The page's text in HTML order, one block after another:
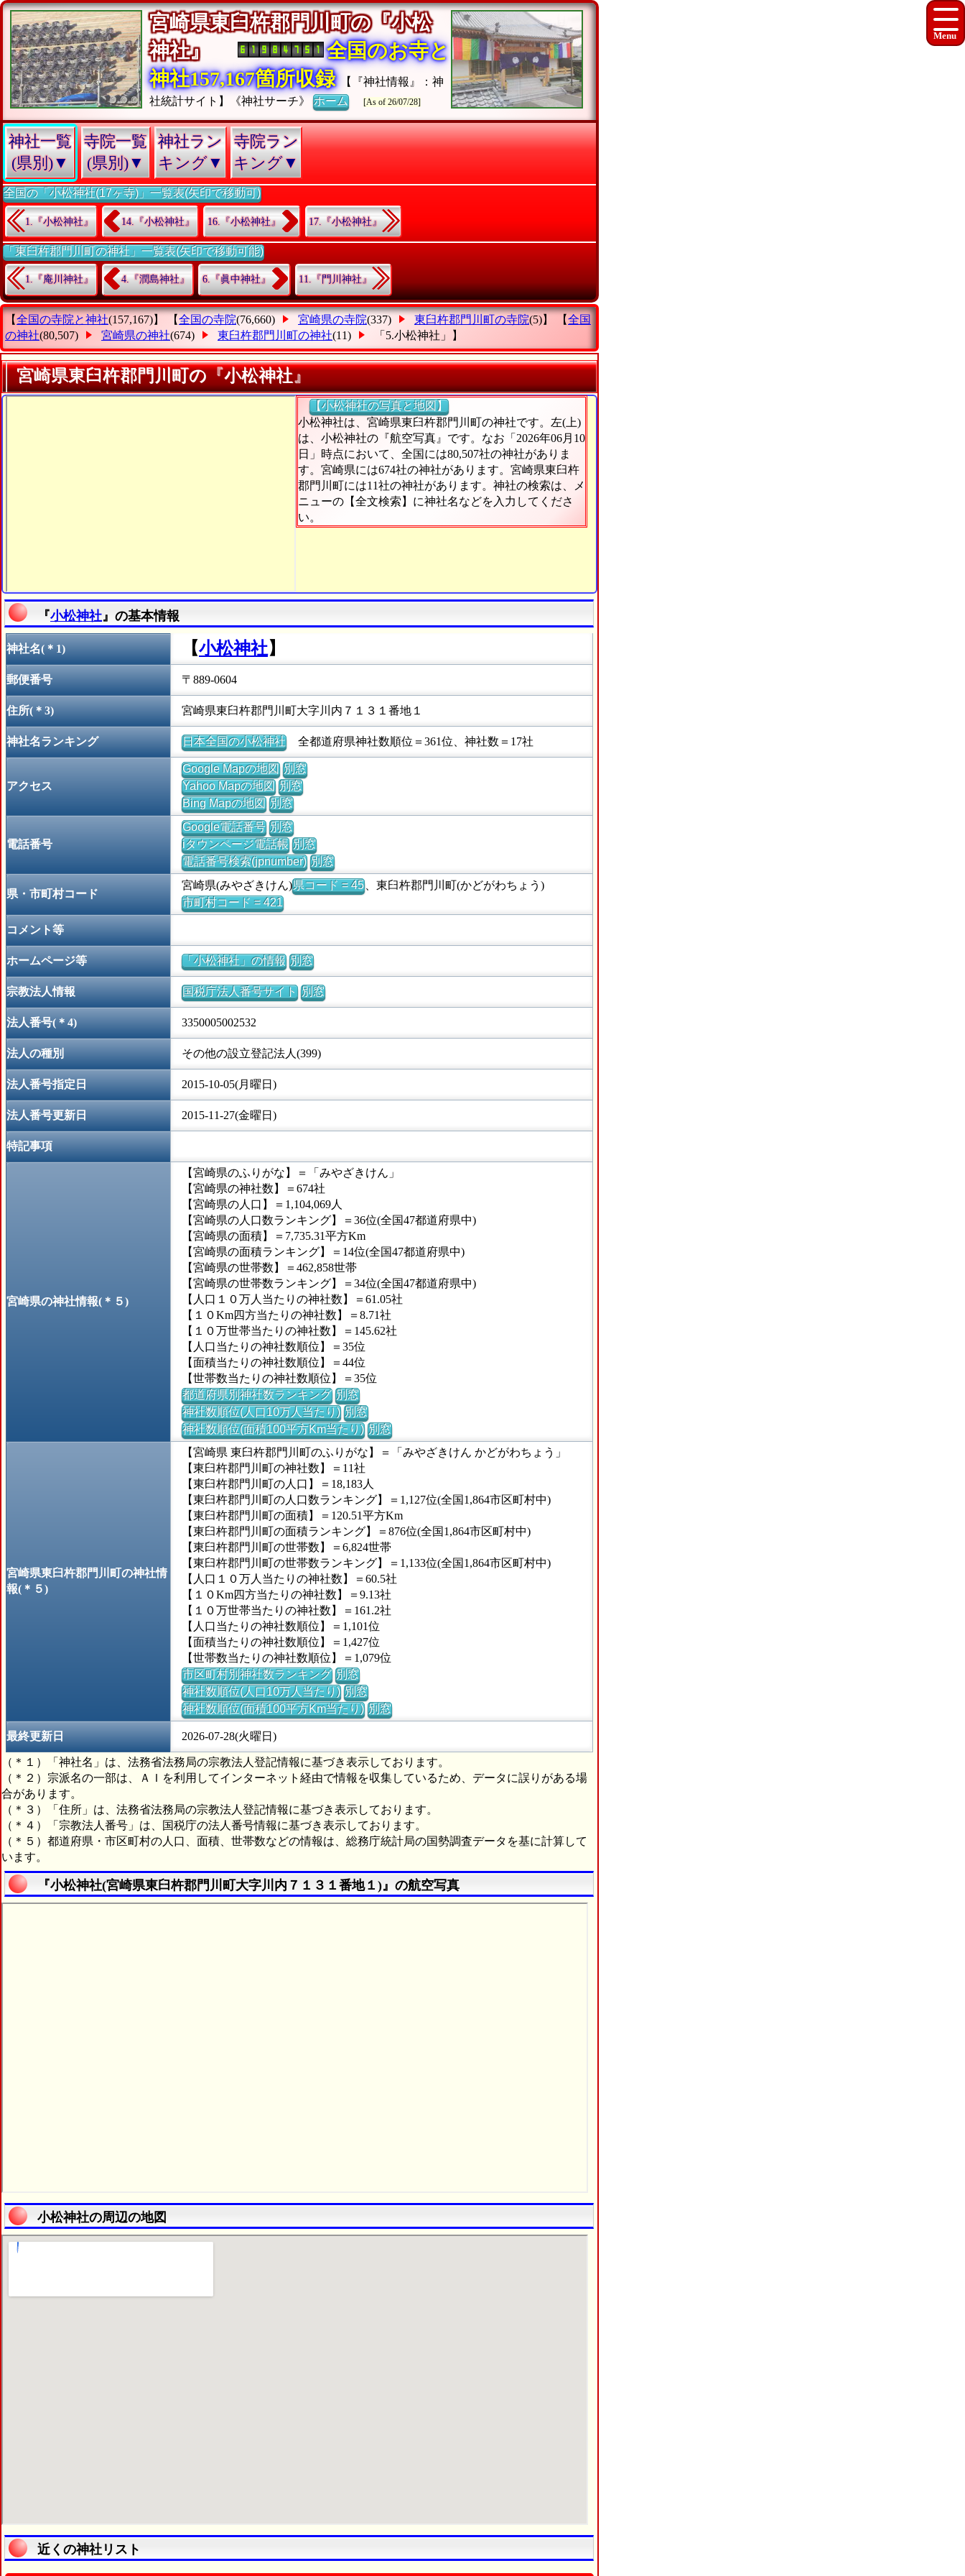
宮崎県東臼杵郡門川町の『小松
神社』
全国のお寺と
神社157,167箇所収録
【『神社情報』：神
社統計サイト】《神社サーチ》ホーム [As of 26/07/28]
神社一覧
(県別)▼
寺院一覧
(県別)▼
神社ラン
キング▼
寺院ラン
キング▼
全国の「小松神社(17ヶ寺)」一覧表(矢印で移動可)
1.『小松神社』 14.『小松神社』 16.『小松神社』 17.『小松神社』
「東臼杵郡門川町の神社」一覧表(矢印で移動可能)
1.『庵川神社』 4.『潤島神社』 6.『眞中神社』 11.『門川神社』
【全国の寺院と神社(157,167)】 【全国の寺院(76,660) 宮崎県の寺院(337) 東臼杵郡門川町の寺院(5)】 【全国
の神社(80,507) 宮崎県の神社(674) 東臼杵郡門川町の神社(11) 「5.小松神社」 】
宮崎県東臼杵郡門川町の『小松神社』
【小松神社の写真と地図】
小松神社は、宮崎県東臼杵郡門川町の神社です。左(上)
は、小松神社の『航空写真』です。なお「2026年06月10
日」時点において、全国には80,507社の神社がありま
す。宮崎県には674社の神社があります。宮崎県東臼杵
郡門川町には11社の神社があります。神社の検索は、メ
ニューの【全文検索】に神社名などを入力してくださ
い。
『小松神社 』の基本情報
神社名(＊1) 【小松神社】
郵便番号 〒889-0604
住所(＊3) 宮崎県東臼杵郡門川町大字川内７１３１番地１
神社名ランキング 日本全国の小松神社全都道府県神社数順位＝361位、神社数＝17社
アクセス
Google Mapの地図 別窓
Yahoo Mapの地図 別窓
Bing Mapの地図 別窓
電話番号
Google電話番号 別窓
iタウンページ電話帳 別窓
電話番号検索(jpnumber) 別窓
県・市町村コード
宮崎県(みやざきけん)県コード = 45、東臼杵郡門川町(かどがわちょう)
市町村コード = 421
コメント等
ホームページ等 「小松神社」の情報 別窓
宗教法人情報 国税庁法人番号サイト 別窓
法人番号(＊4) 3350005002532
法人の種別 その他の設立登記法人(399)
法人番号指定日 2015-10-05(月曜日)
法人番号更新日 2015-11-27(金曜日)
特記事項
宮崎県の神社情報(＊５)
【宮崎県のふりがな】＝「みやざきけん」
【宮崎県の神社数】＝674社
【宮崎県の人口】＝1,104,069人
【宮崎県の人口数ランキング】＝36位(全国47都道府県中)
【宮崎県の面積】＝7,735.31平方Km
【宮崎県の面積ランキング】＝14位(全国47都道府県中)
【宮崎県の世帯数】＝462,858世帯
【宮崎県の世帯数ランキング】＝34位(全国47都道府県中)
【人口１０万人当たりの神社数】＝61.05社
【１０Km四方当たりの神社数】＝8.71社
【１０万世帯当たりの神社数】＝145.62社
【人口当たりの神社数順位】＝35位
【面積当たりの神社数順位】＝44位
【世帯数当たりの神社数順位】＝35位
都道府県別神社数ランキング 別窓
神社数順位(人口10万人当たり) 別窓
神社数順位(面積100平方Km当たり) 別窓
宮崎県東臼杵郡門川町の神社情
報(＊５)
【宮崎県 東臼杵郡門川町のふりがな】＝「みやざきけん かどがわちょう」
【東臼杵郡門川町の神社数】＝11社
【東臼杵郡門川町の人口】＝18,183人
【東臼杵郡門川町の人口数ランキング】＝1,127位(全国1,864市区町村中)
【東臼杵郡門川町の面積】＝120.51平方Km
【東臼杵郡門川町の面積ランキング】＝876位(全国1,864市区町村中)
【東臼杵郡門川町の世帯数】＝6,824世帯
【東臼杵郡門川町の世帯数ランキング】＝1,133位(全国1,864市区町村中)
【人口１０万人当たりの神社数】＝60.5社
【１０Km四方当たりの神社数】＝9.13社
【１０万世帯当たりの神社数】＝161.2社
【人口当たりの神社数順位】＝1,101位
【面積当たりの神社数順位】＝1,427位
【世帯数当たりの神社数順位】＝1,079位
市区町村別神社数ランキング 別窓
神社数順位(人口10万人当たり) 別窓
神社数順位(面積100平方Km当たり) 別窓
最終更新日 2026-07-28(火曜日)
（＊１）「神社名」は、法務省法務局の宗教法人登記情報に基づき表示しております。
（＊２）宗派名の一部は、ＡＩを利用してインターネット経由で情報を収集しているため、データに誤りがある場
合があります。
（＊３）「住所」は、法務省法務局の宗教法人登記情報に基づき表示しております。
（＊４）「宗教法人番号」は、国税庁の法人番号情報に基づき表示しております。
（＊５）都道府県・市区町村の人口、面積、世帯数などの情報は、総務庁統計局の国勢調査データを基に計算して
います。
『小松神社(宮崎県東臼杵郡門川町大字川内７１３１番地１)』の航空写真
小松神社の周辺の地図
近くの神社リスト